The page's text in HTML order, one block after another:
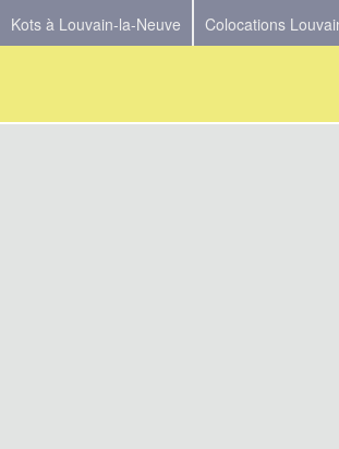
Kots à Louvain-la-Neuve Colocations